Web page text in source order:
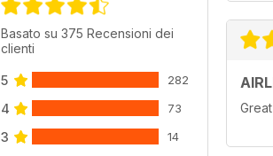
Basato su 375 Recensioni dei
clienti
5 282
4 73
3 14